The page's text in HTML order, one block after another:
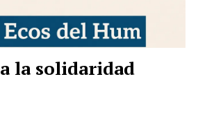
la solidaridad